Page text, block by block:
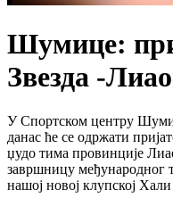
Шумице:
Звезда -
У Спортском центру
данас ће се одржати
џудо тима провинције
завршницу међународног
нашој новој клупској